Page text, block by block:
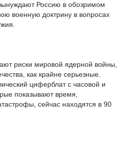
Россию в обозримом
военную доктрину в вопросах
риски мировой ядерной войны,
как крайне серьезные.
циферблат с часовой и
показывают время,
сейчас находятся в 90